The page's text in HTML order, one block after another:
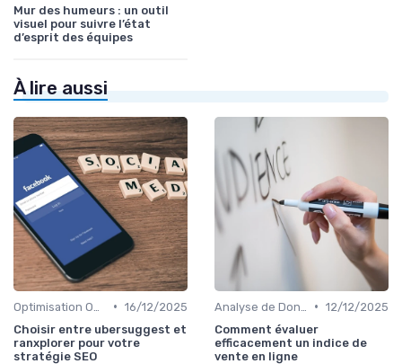
Mur des humeurs : un outil
visuel pour suivre l’état
d’esprit des équipes
À lire aussi
• 16/12/2025
Choisir entre ubersuggest et
ranxplorer pour votre
stratégie SEO
• 12/12/2025
Comment évaluer
efficacement un indice de
vente en ligne